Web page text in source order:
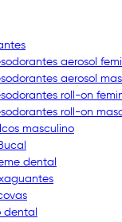
aerosol
aerosol
roll-on
roll-on
masculino
dental
dental